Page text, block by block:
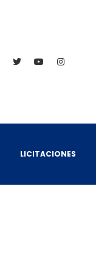
LICITACIONES